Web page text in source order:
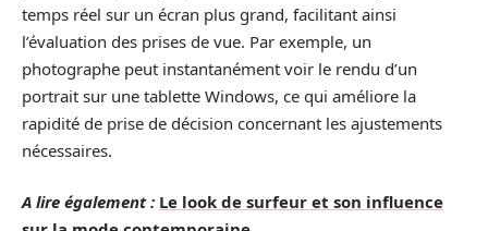
temps réel sur un écran plus grand, facilitant ainsi
l’évaluation des prises de vue. Par exemple, un
photographe peut instantanément voir le rendu d’un
portrait sur une tablette Windows, ce qui améliore la
rapidité de prise de décision concernant les ajustements
nécessaires.
A lire également : Le look de surfeur et son influence